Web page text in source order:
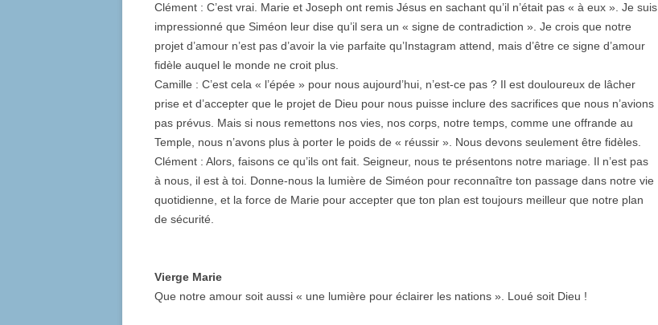
Clément : C’est vrai. Marie et Joseph ont remis Jésus en sachant qu’il n’était pas « à eux ». Je suis
impressionné que Siméon leur dise qu’il sera un « signe de contradiction ». Je crois que notre
projet d’amour n’est pas d’avoir la vie parfaite qu’Instagram attend, mais d’être ce signe d’amour
fidèle auquel le monde ne croit plus.
Camille : C’est cela « l’épée » pour nous aujourd’hui, n’est-ce pas ? Il est douloureux de lâcher
prise et d’accepter que le projet de Dieu pour nous puisse inclure des sacrifices que nous n’avions
pas prévus. Mais si nous remettons nos vies, nos corps, notre temps, comme une offrande au
Temple, nous n’avons plus à porter le poids de « réussir ». Nous devons seulement être fidèles.
Clément : Alors, faisons ce qu’ils ont fait. Seigneur, nous te présentons notre mariage. Il n’est pas
à nous, il est à toi. Donne-nous la lumière de Siméon pour reconnaître ton passage dans notre vie
quotidienne, et la force de Marie pour accepter que ton plan est toujours meilleur que notre plan
de sécurité.
Vierge Marie
Que notre amour soit aussi « une lumière pour éclairer les nations ». Loué soit Dieu !